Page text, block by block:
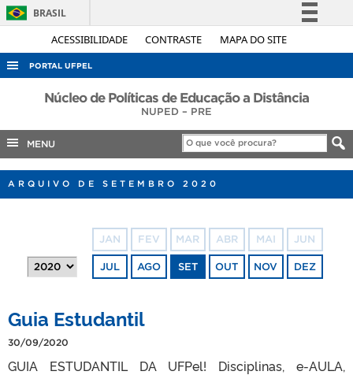
ACESSIBILIDADE CONTRASTE MAPA DO SITE
BRASIL
Simplifique!
Acesso à informação
Legislação
Canais
PORTAL UFPEL
ACESSO À INFORMAÇÃO
COBALTO
CONCURSOS
EDITAIS
INTERNACIONAL
PORTARIAS
Núcleo de Políticas de Educação a Distância
NUPED – PRE
MENU
ARQUIVO DE SETEMBRO 2020
JAN FEV MAR ABR MAI JUN
JUL AGO SET OUT NOV DEZ
Guia Estudantil
30/09/2020
GUIA ESTUDANTIL DA UFPel! Disciplinas, e-AULA,